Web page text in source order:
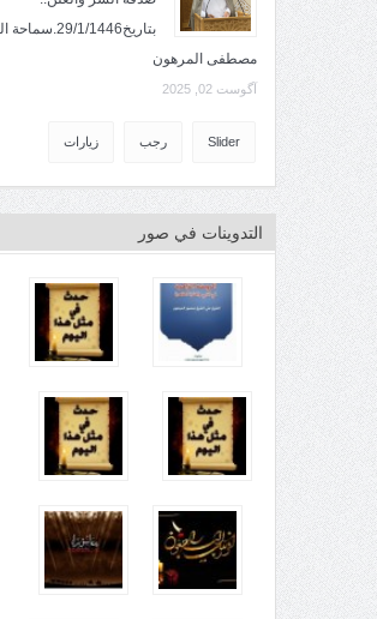
بتاريخ29/1/
مصطفى المرهون
آگوست 02, 2025
Slider رجب زيارات
التدوينات في صور